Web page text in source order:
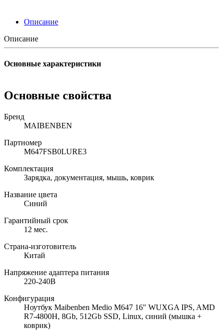
Описание
Описание
Основные характеристики
Основные свойства
Бренд
MAIBENBEN
Партномер
M647FSB0LURE3
Комплектация
Зарядка, документация, мышь, коврик
Название цвета
Синий
Гарантийный срок
12 мес.
Страна-изготовитель
Китай
Напряжение адаптера питания
220-240В
Конфигурация
Ноутбук Maibenben Medio M647 16" WUXGA IPS, AMD
R7-4800H, 8Gb, 512Gb SSD, Linux, синий (мышка +
коврик)